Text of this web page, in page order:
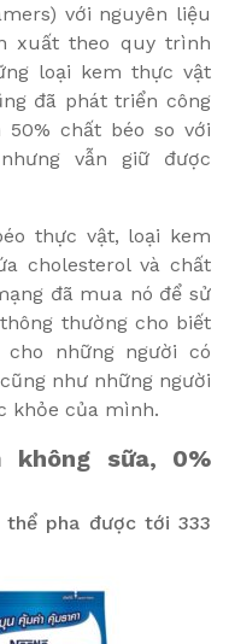
với nguyên liệu
xuất theo quy trình
loại kem thực vật
đã phát triển công
50% chất béo so với
vẫn giữ được
thực vật, loại kem
cholesterol và chất
đã mua nó để sử
thường cho biết
những người có
như những người
khỏe của mình.
không sữa, 0%
thể pha được tới 333